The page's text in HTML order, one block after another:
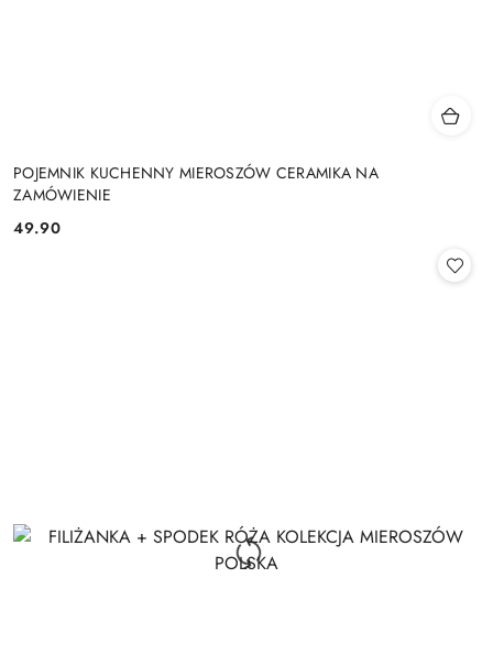
POJEMNIK KUCHENNY MIEROSZÓW CERAMIKA NA
ZAMÓWIENIE
Cena:
49.90